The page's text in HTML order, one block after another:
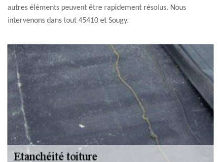
autres éléments peuvent être rapidement résolus. Nous
intervenons dans tout 45410 et Sougy.